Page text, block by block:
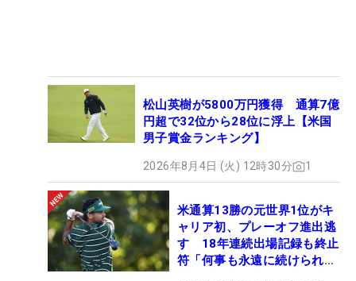
松山英樹が5800万円獲得 通算7億
円超で32位から28位に浮上【米国
男子賞金ランキング】
2026年8月4日 (火) 12時30分 1
米通算13勝の元世界1位がキ
ャリア初、プレーオフ進出逃
す 18年連続出場記録も終止
符「何事も永遠に続けられな